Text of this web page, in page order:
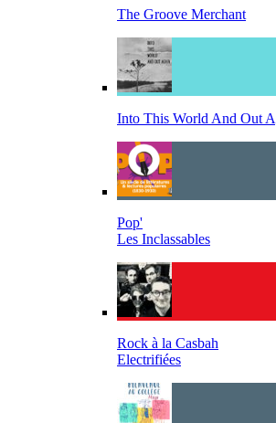
The Groove Merchant
Into This World And Out
Pop'
Les Inclassables
Rock à la Casbah
Electrifiées